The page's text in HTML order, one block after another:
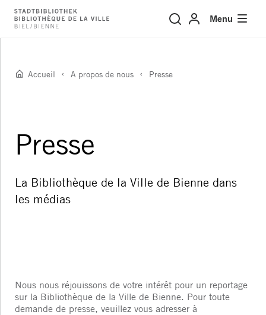
Presse
Menu
Accueil A propos de nous Presse
Presse
La Bibliothèque de la Ville de Bienne dans
les médias
Nous nous réjouissons de votre intérêt pour un reportage
sur la Bibliothèque de la Ville de Bienne. Pour toute
demande de presse, veuillez vous adresser à